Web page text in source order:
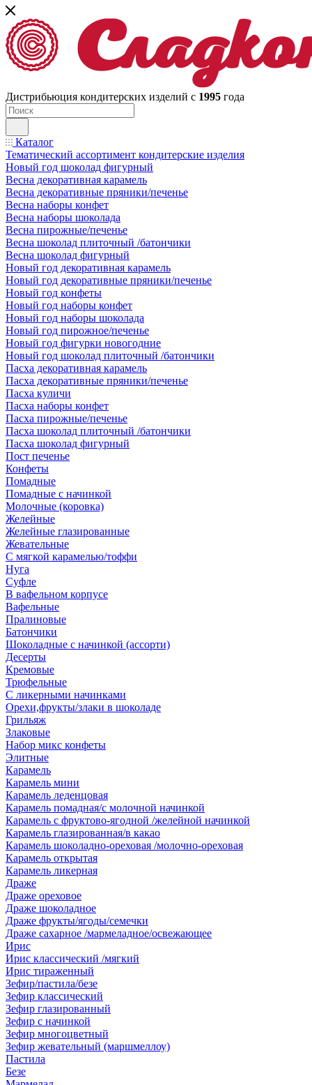
Дистрибьюция кондитерских изделий с 1995 года
Каталог
Тематический ассортимент кондитерские изделия
Новый год шоколад фигурный
Весна декоративная карамель
Весна декоративные пряники/печенье
Весна наборы конфет
Весна наборы шоколада
Весна пирожные/печенье
Весна шоколад плиточный /батончики
Весна шоколад фигурный
Новый год декоративная карамель
Новый год декоративные пряники/печенье
Новый год конфеты
Новый год наборы конфет
Новый год наборы шоколада
Новый год пирожное/печенье
Новый год фигурки новогодние
Новый год шоколад плиточный /батончики
Пасха декоративная карамель
Пасха декоративные пряники/печенье
Пасха куличи
Пасха наборы конфет
Пасха пирожные/печенье
Пасха шоколад плиточный /батончики
Пасха шоколад фигурный
Пост печенье
Конфеты
Помадные
Помадные с начинкой
Молочные (коровка)
Желейные
Желейные глазированные
Жевательные
С мягкой карамелью/тоффи
Нуга
Суфле
В вафельном корпусе
Вафельные
Пралиновые
Батончики
Шоколадные с начинкой (ассорти)
Десерты
Кремовые
Трюфельные
С ликерными начинками
Орехи,фрукты/злаки в шоколаде
Грильяж
Злаковые
Набор микс конфеты
Элитные
Карамель
Карамель мини
Карамель леденцовая
Карамель помадная/с молочной начинкой
Карамель с фруктово-ягодной /желейной начинкой
Карамель глазированная/в какао
Карамель шоколадно-ореховая /молочно-ореховая
Карамель открытая
Карамель ликерная
Драже
Драже ореховое
Драже шоколадное
Драже фрукты/ягоды/семечки
Драже сахарное /мармеладное/освежающее
Ирис
Ирис классический /мягкий
Ирис тираженный
Зефир/пастила/безе
Зефир классический
Зефир глазированный
Зефир с начинкой
Зефир многоцветный
Зефир жевательный (маршмеллоу)
Пастила
Безе